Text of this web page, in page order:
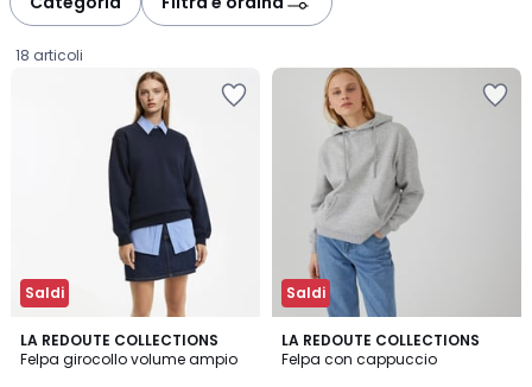
18 articoli
Saldi
LA REDOUTE COLLECTIONS
Felpa girocollo volume ampio
3,9
/ 5
2
Colori
Saldi
LA REDOUTE COLLECTIONS
Felpa con cappuccio
4,6
/ 5
2
Colori